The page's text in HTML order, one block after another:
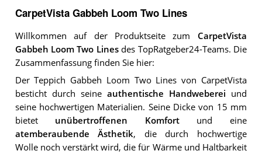
CarpetVista Gabbeh Loom Two Lines
Willkommen auf der Produktseite zum CarpetVista
Gabbeh Loom Two Linesdes TopRatgeber24-Teams. Die
Zusammenfassung finden Sie hier:
Der Teppich Gabbeh Loom Two Lines von CarpetVista
besticht durch seine authentische Handweberei und
seine hochwertigen Materialien. Seine Dicke von 15 mm
bietet unübertroffenen Komfortund eine
atemberaubende Ästhetik, die durch hochwertige
Wolle noch verstärkt wird, die für Wärme und Haltbarkeit